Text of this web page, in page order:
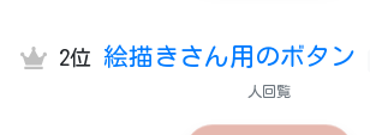
2位 絵描きさん用のボタン
人回覧